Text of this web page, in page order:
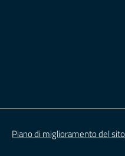
Piano di miglioramento del sito